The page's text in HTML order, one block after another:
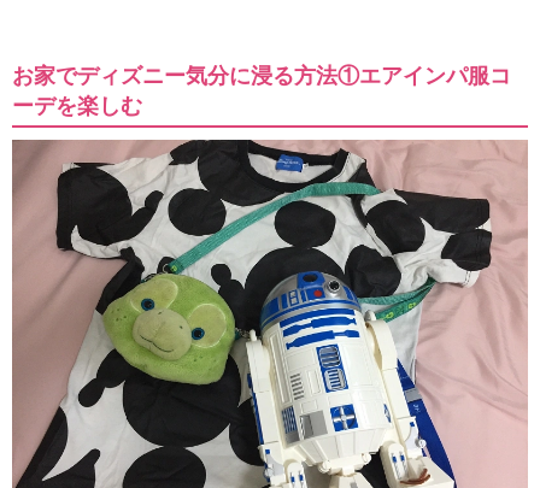
お家でディズニー気分に浸る方法①エアインパ服コ
ーデを楽しむ